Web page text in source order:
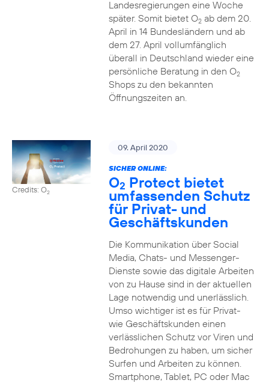
Landesregierungen eine Woche
später. Somit bietet O2ab dem 20.
April in 14 Bundesländern und ab
dem 27. April vollumfänglich
überall in Deutschland wieder eine
persönliche Beratung in den O2
Shops zu den bekannten
Öffnungszeiten an.
Credits: O2
09. April 2020
SICHER ONLINE:
O2 Protect bietet
umfassenden Schutz
für Privat- und
Geschäftskunden
Die Kommunikation über Social
Media, Chats- und Messenger-
Dienste sowie das digitale Arbeiten
von zu Hause sind in der aktuellen
Lage notwendig und unerlässlich.
Umso wichtiger ist es für Privat-
wie Geschäftskunden einen
verlässlichen Schutz vor Viren und
Bedrohungen zu haben, um sicher
Surfen und Arbeiten zu können.
Smartphone, Tablet, PC oder Mac